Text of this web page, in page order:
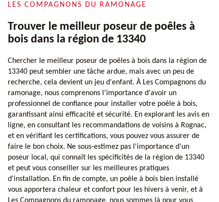
LES COMPAGNONS DU RAMONAGE
Trouver le meilleur poseur de poêles à
bois dans la région de 13340
Chercher le meilleur poseur de poêles à bois dans la région de
13340 peut sembler une tâche ardue, mais avec un peu de
recherche, cela devient un jeu d'enfant. À Les Compagnons du
ramonage, nous comprenons l'importance d'avoir un
professionnel de confiance pour installer votre poêle à bois,
garantissant ainsi efficacité et sécurité. En explorant les avis en
ligne, en consultant les recommandations de voisins à Rognac,
et en vérifiant les certifications, vous pouvez vous assurer de
faire le bon choix. Ne sous-estimez pas l'importance d'un
poseur local, qui connaît les spécificités de la région de 13340
et peut vous conseiller sur les meilleures pratiques
d'installation. En fin de compte, un poêle à bois bien installé
vous apportera chaleur et confort pour les hivers à venir, et à
Les Compagnons du ramonage, nous sommes là pour vous